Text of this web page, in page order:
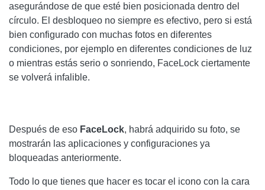
asegurándose de que esté bien posicionada dentro del
círculo. El desbloqueo no siempre es efectivo, pero si está
bien configurado con muchas fotos en diferentes
condiciones, por ejemplo en diferentes condiciones de luz
o mientras estás serio o sonriendo, FaceLock ciertamente
se volverá infalible.
Después de eso FaceLock, habrá adquirido su foto, se
mostrarán las aplicaciones y configuraciones ya
bloqueadas anteriormente.
Todo lo que tienes que hacer es tocar el icono con la cara